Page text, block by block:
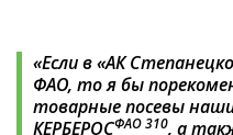
«Если в «АК
ФАО, то я бы
товарные посевы
КЕРБЕРОСФАО 310, а